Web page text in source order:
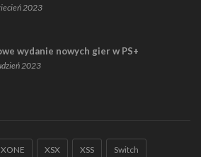
2023
wydanie nowych gier w PS+
2023
XONE XSX XSS Switch